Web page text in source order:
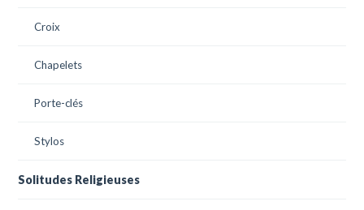
Croix
Chapelets
Porte-clés
Stylos
Solitudes Religieuses